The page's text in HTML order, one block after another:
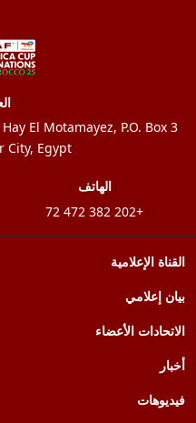
القناة الإعلامية
بيان إعلامي
الاتحادات الأعضاء
أخبار
فيديوهات
El Motamayez, P.O. Box
City, Egypt
الهاتف
+202 382 472 72